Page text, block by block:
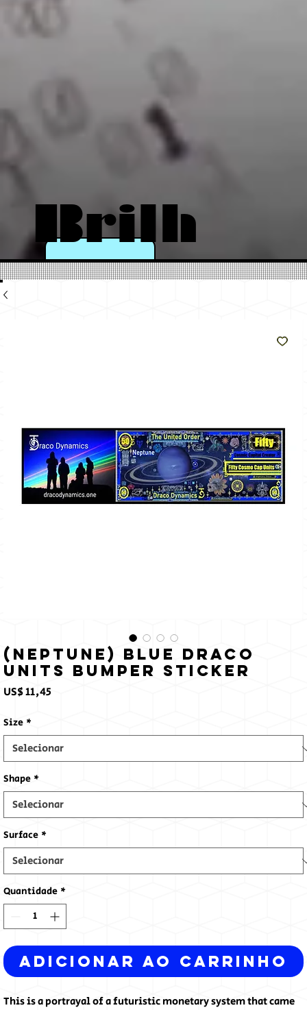
Brilh
e
o sol
(Neptune) Blue Draco
Units Bumper Sticker
US$ 11,45
Size *
Shape *
Surface *
Quantidade *
Adicionar ao carrinho
This is a portrayal of a futuristic monetary system that came